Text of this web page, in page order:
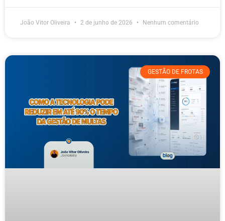
João Vitor Oliveira 2 de junho de 2026 Nenhum comentário
GESTÃO DE FROTAS